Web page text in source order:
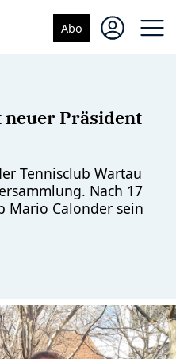
Abo
Präsident
Tennisclub Wartau
Nach 17
Mario Calonder sein